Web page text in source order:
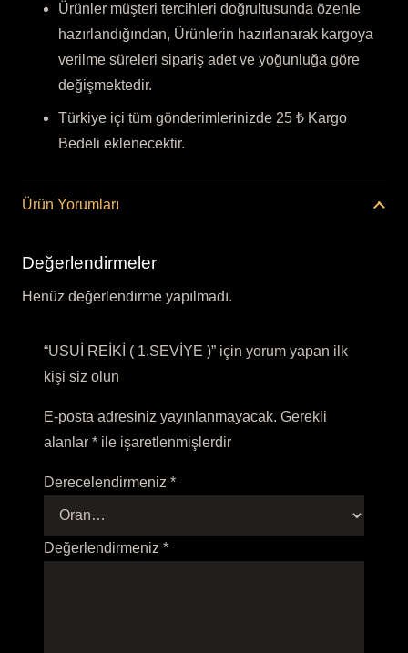
adet
Ürünler müşteri tercihleri doğrultusunda özenle
hazırlandığından, Ürünlerin hazırlanarak kargoya
verilme süreleri sipariş adet ve yoğunluğa göre
değişmektedir.
Türkiye içi tüm gönderimlerinizde 25 ₺ Kargo
Bedeli eklenecektir.
Ürün Yorumları
Değerlendirmeler
Henüz değerlendirme yapılmadı.
“USUİ REİKİ ( 1.SEVİYE )” için yorum yapan ilk
kişi siz olun
E-posta adresiniz yayınlanmayacak. Gerekli
alanlar * ile işaretlenmişlerdir
Derecelendirmeniz *
Değerlendirmeniz *